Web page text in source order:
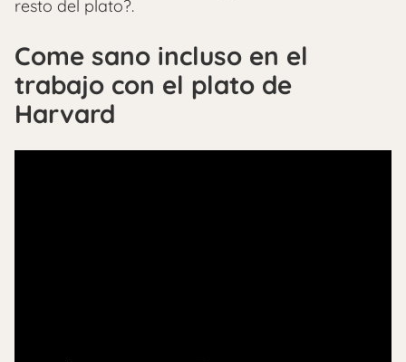
resto del plato?.
Come sano incluso en el
trabajo con el plato de
Harvard